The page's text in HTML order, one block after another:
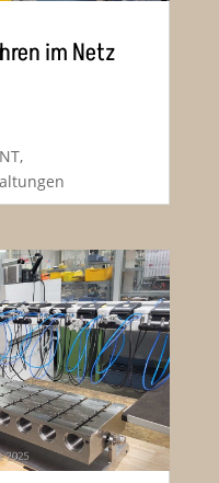
im Netz
,